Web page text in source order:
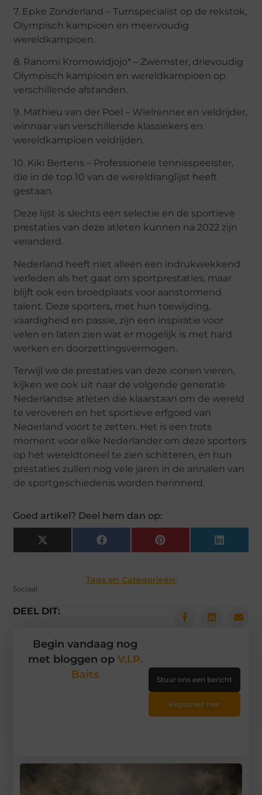
7. Epke Zonderland – Turnspecialist op de rekstok,
Olympisch kampioen en meervoudig
wereldkampioen.
8. Ranomi Kromowidjojo* – Zwemster, drievoudig
Olympisch kampioen en wereldkampioen op
verschillende afstanden.
9. Mathieu van der Poel – Wielrenner en veldrijder,
winnaar van verschillende klassiekers en
wereldkampioen veldrijden.
10. Kiki Bertens – Professionele tennisspeelster,
die in de top 10 van de wereldranglijst heeft
gestaan.
Deze lijst is slechts een selectie en de sportieve
prestaties van deze atleten kunnen na 2022 zijn
veranderd.
Nederland heeft niet alleen een indrukwekkend
verleden als het gaat om sportprestaties, maar
blijft ook een broedplaats voor aanstormend
talent. Deze sporters, met hun toewijding,
vaardigheid en passie, zijn een inspiratie voor
velen en laten zien wat er mogelijk is met hard
werken en doorzettingsvermogen.
Terwijl we de prestaties van deze iconen vieren,
kijken we ook uit naar de volgende generatie
Nederlandse atleten die klaarstaan om de wereld
te veroveren en het sportieve erfgoed van
Nederland voort te zetten. Het is een trots
moment voor elke Nederlander om deze sporters
op het wereldtoneel te zien schitteren, en hun
prestaties zullen nog vele jaren in de annalen van
de sportgeschiedenis worden herinnerd.
Goed artikel? Deel hem dan op:
X
(Twitter)
Facebook Pinterest LinkedIn
Tags en Categorieën:
Sociaal
DEEL DIT:
Begin vandaag nog
met bloggen op V.I.P.
Baits
Stuur ons een bericht
Registreer hier